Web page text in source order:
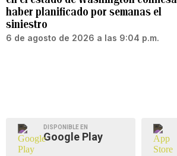
haber planificado por semanas el
siniestro
6 de agosto de 2026 a las 9:04 p.m.
DISPONIBLE EN
Google Play